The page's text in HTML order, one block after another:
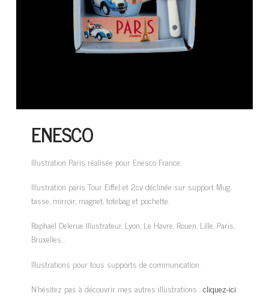
ENESCO
Illustration Paris réalisée pour Enesco France.
Illustration paris Tour Eiffel et 2cv déclinée sur support Mug,
tasse, mirroir, magnet, totebag et pochette.
Raphaël Delerue Illustrateur, Lyon, Le Havre, Rouen, Lille, Paris,
Bruxelles…
Illustrations pour tous supports de communication.
N’hésitez pas à découvrir mes autres illustrations :cliquez-ici